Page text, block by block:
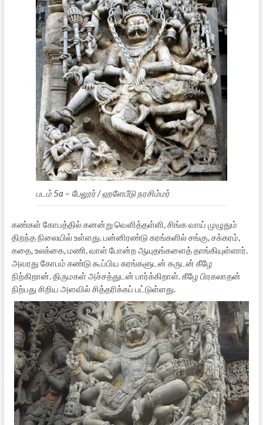
படம் 5a – பேலூர் / ஹளேபீடு நரசிம்மர்
கண்கள் கோபத்தில் கனன்று வெளித்தள்ளி, சிங்க வாய் முழுதும்
திறந்த நிலையில் உள்ளது. பன்னிரண்டு கரங்களில் சங்கு, சக்கரம்,
கதை, உலக்கை, மணி, வாள் போன்ற ஆயுதங்களைத் தாங்கியுள்ளார்.
அவரது கோபம் கண்டு கூப்பிய கரங்களுடன் கருடன் கீழே
நிற்கிறான். திருமகள் அச்சத்துடன் பார்க்கிறாள். கீழே பிரகலாதன்
நிற்பது சிறிய அளவில் சித்தரிக்கப் பட்டுள்ளது.